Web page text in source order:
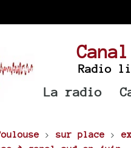
Radio
La radio
> sur place >